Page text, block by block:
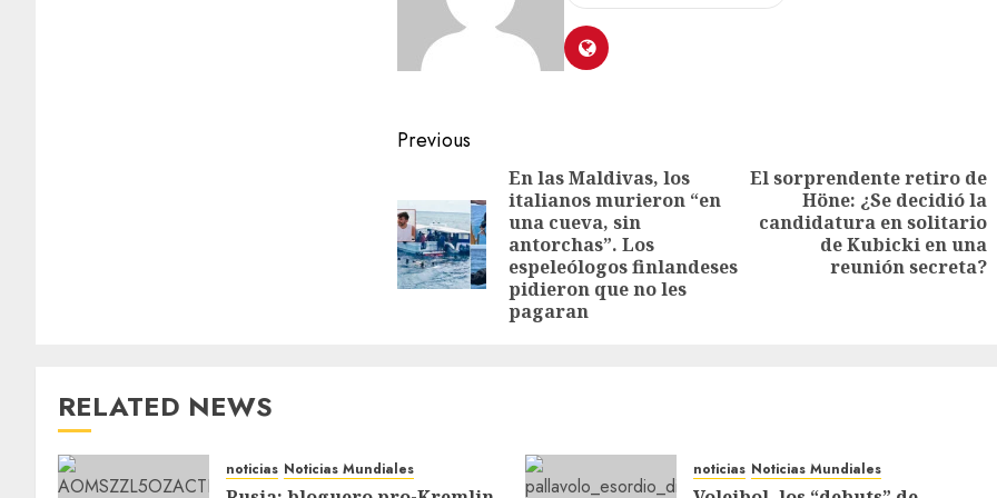
Previous
En las Maldivas, los
italianos murieron “en
una cueva, sin
antorchas”. Los
espeleólogos finlandeses
pidieron que no les
pagaran
El sorprendente retiro de
Höne: ¿Se decidió la
candidatura en solitario
de Kubicki en una
reunión secreta?
RELATED NEWS
noticias Noticias Mundiales noticias Noticias Mundiales